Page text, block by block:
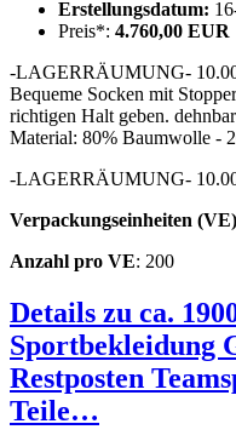
Erstellungsdatum:
Preis*: 4.760,00 EUR
-LAGERRÄUMUNG-
Bequeme Socken mit
richtigen Halt geben.
Material: 80% Baumwolle -
-LAGERRÄUMUNG-
Verpackungseinheiten (VE)
Anzahl pro VE: 200
Details zu ca.
Sportbekleidung
Restposten
Teile…